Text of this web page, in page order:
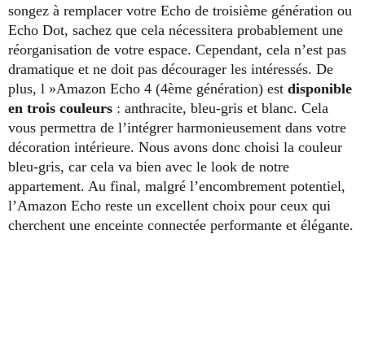
songez à remplacer votre Echo de troisième génération ou
Echo Dot, sachez que cela nécessitera probablement une
réorganisation de votre espace. Cependant, cela n’est pas
dramatique et ne doit pas décourager les intéressés. De
plus, l »Amazon Echo 4 (4ème génération) est disponible
en trois couleurs : anthracite, bleu-gris et blanc. Cela
vous permettra de l’intégrer harmonieusement dans votre
décoration intérieure. Nous avons donc choisi la couleur
bleu-gris, car cela va bien avec le look de notre
appartement. Au final, malgré l’encombrement potentiel,
l’Amazon Echo reste un excellent choix pour ceux qui
cherchent une enceinte connectée performante et élégante.